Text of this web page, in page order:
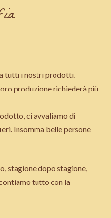
tutti i nostri prodotti.
produzione richiederà più
ci avvaliamo di
Insomma belle persone
stagione dopo stagione,
tutto con la